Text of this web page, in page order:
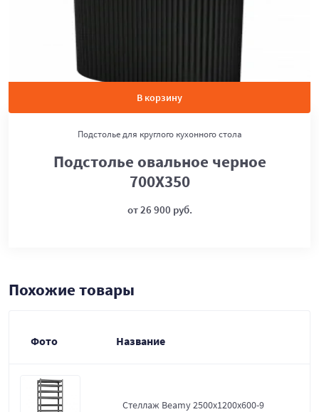
В корзину
Подстолье для круглого кухонного стола
Подстолье овальное черное
700Х350
от 26 900 руб.
Похожие товары
Фото Название
Стеллаж Beamy 2500x1200x600-9